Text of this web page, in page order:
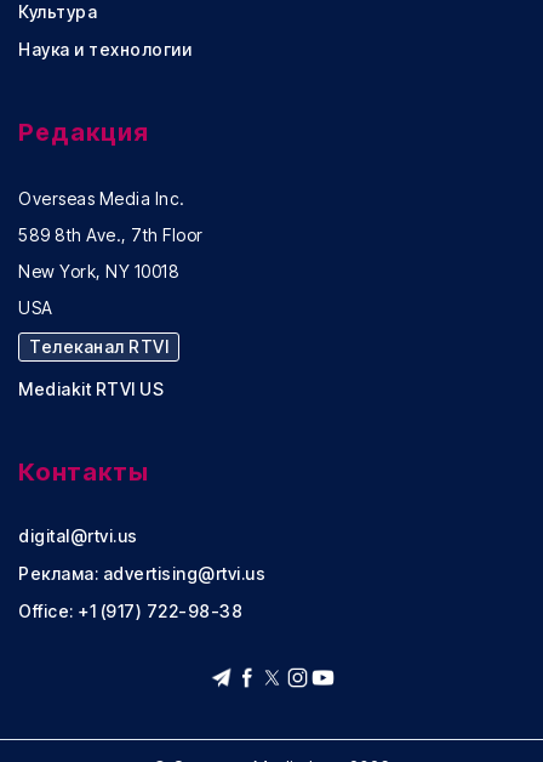
Культура
Наука и технологии
Редакция
Overseas Media Inc.
589 8th Ave., 7th Floor
New York, NY 10018
USA
Телеканал RTVI
Mediakit RTVI US
Контакты
digital@rtvi.us
Реклама: advertising@rtvi.us
Office: +1 (917) 722-98-38